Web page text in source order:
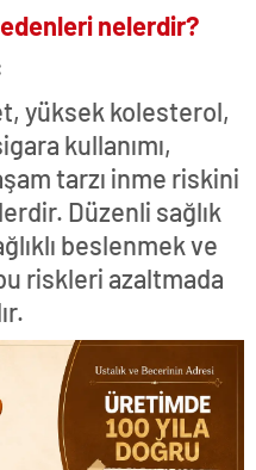
nelerdir?
yüksek kolesterol,
kullanımı,
tarzı inme riskini
Düzenli sağlık
beslenmek ve
riskleri azaltmada